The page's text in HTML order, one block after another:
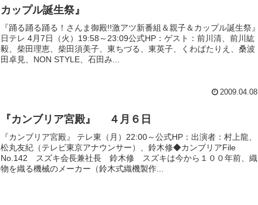
カップル誕生祭』
『踊る踊る踊る！さんま御殿!!激アツ新番組＆親子＆カップル誕生祭』
日テレ 4月7日（火）19:58～23:09公式HP：ゲスト：前川清、前川紘
毅、柴田理恵、柴田須美子、東ちづる、東英子、くわばたりえ、桑波
田卓見、NON STYLE、石田み...
2009.04.08
『カンブリア宮殿』 ４月６日
『カンブリア宮殿』 テレ東（月）22:00～公式HP：出演者：村上龍、
松丸友紀（テレビ東京アナウンサー）、鈴木修◆カンブリアFile
No.142 スズキ会長兼社長 鈴木修 スズキは今から１００年前、織
物を織る機械のメーカー（鈴木式織機製作...